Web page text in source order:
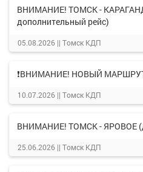
ВНИМАНИЕ! ТОМСК -
дополнительный рейс)
05.08.2026 || Томск КДП
❗ВНИМАНИЕ! НОВЫЙ
10.07.2026 || Томск КДП
ВНИМАНИЕ! ТОМСК - ЯРОВОЕ
25.06.2026 || Томск КДП